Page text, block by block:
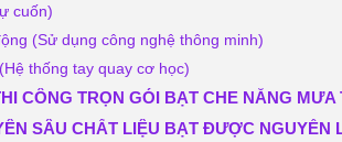
cuốn)
(Sử dụng công nghệ thông minh)
thống tay quay cơ học)
CÔNG TRỌN GÓI BẠT CHE NẮNG MƯA
SÂU CHẤT LIỆU BẠT ĐƯỢC NGUYỄN